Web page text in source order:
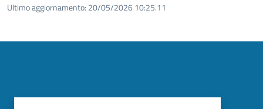
Ultimo aggiornamento: 20/05/2026 10:25.11